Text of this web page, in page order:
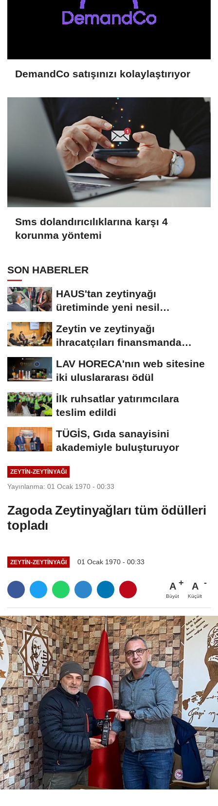
DemandCo satışınızı kolaylaştırıyor
Sms dolandırıcılıklarına karşı 4
korunma yöntemi
SON HABERLER
HAUS'tan zeytinyağı
üretiminde yeni nesil
Zeytin ve zeytinyağı
ihracatçıları finansmanda
LAV HORECA'nın web sitesine
iki uluslararası ödül
İlk ruhsatlar yatırımcılara
teslim edildi
TÜGİS, Gıda sanayisini
akademiyle buluşturuyor
ZEYTIN-ZEYTINYAĞI
Yayınlanma: 01 Ocak 1970 - 00:33
Zagoda Zeytinyağları tüm ödülleri
topladı
ZEYTIN-ZEYTINYAĞI 01 Ocak 1970 - 00:33
A
Büyüt
A
Küçült